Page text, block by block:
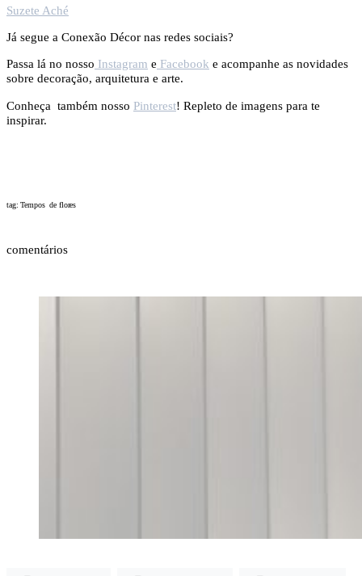
Suzete Aché
Já segue a Conexão Décor nas redes sociais?
Passa lá no nosso Instagram e Facebook e acompanhe as novidades
sobre decoração, arquitetura e arte.
Conheça também nosso Pinterest! Repleto de imagens para te
inspirar.
tag: Tempos de flores
comentários